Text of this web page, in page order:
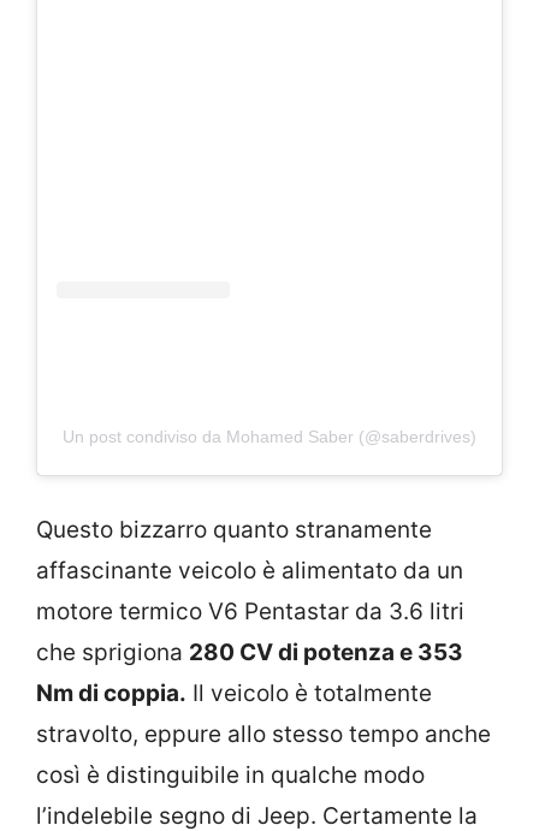
Un post condiviso da Mohamed Saber (@saberdrives)
Questo bizzarro quanto stranamente
affascinante veicolo è alimentato da un
motore termico V6 Pentastar da 3.6 litri
che sprigiona 280 CV di potenza e 353
Nm di coppia. Il veicolo è totalmente
stravolto, eppure allo stesso tempo anche
così è distinguibile in qualche modo
l’indelebile segno di Jeep. Certamente la